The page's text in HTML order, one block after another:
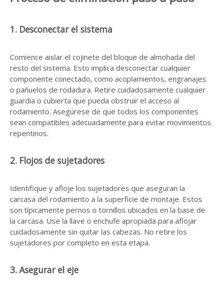
1. Desconectar el sistema
Comience aislar el cojinete del bloque de almohada del
resto del sistema. Esto implica desconectar cualquier
componente conectado, como acoplamientos, engranajes
o pañuelos de rodadura. Retire cuidadosamente cualquier
guardia o cubierta que pueda obstruir el acceso al
rodamiento. Asegúrese de que todos los componentes
sean compatibles adecuadamente para evitar movimientos
repentinos.
2. Flojos de sujetadores
Identifique y afloje los sujetadores que aseguran la
carcasa del rodamiento a la superficie de montaje. Estos
son típicamente pernos o tornillos ubicados en la base de
la carcasa. Use la llave o enchufe apropiada para aflojar
cuidadosamente sin quitar las cabezas. No retire los
sujetadores por completo en esta etapa.
3. Asegurar el eje